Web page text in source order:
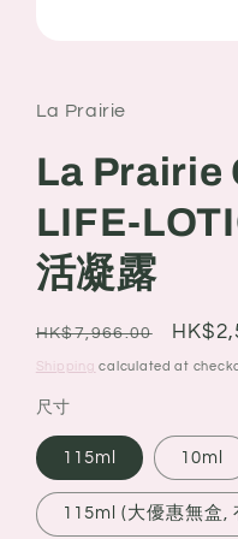
in
modal
La Prairie
La Prairie
LIFE-
活凝露
Regular
price
HK$7,966.00
Sale
price
Shipping calculated at
尺寸
115ml 10ml
115ml (大優惠無盒,